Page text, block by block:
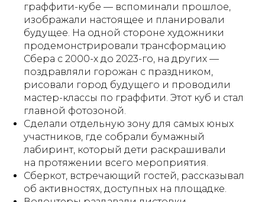
граффити-кубе — вспоминали прошлое,
изображали настоящее и планировали
будущее. На одной стороне художники
продемонстрировали трансформацию
Сбера с 2000-х до 2023-го, на других —
поздравляли горожан с праздником,
рисовали город будущего и проводили
мастер-классы по граффити. Этот куб и стал
главной фотозоной.
Сделали отдельную зону для самых юных
участников, где собрали бумажный
лабиринт, который дети раскрашивали
на протяжении всего мероприятия.
Сберкот, встречающий гостей, рассказывал
об активностях, доступных на площадке.